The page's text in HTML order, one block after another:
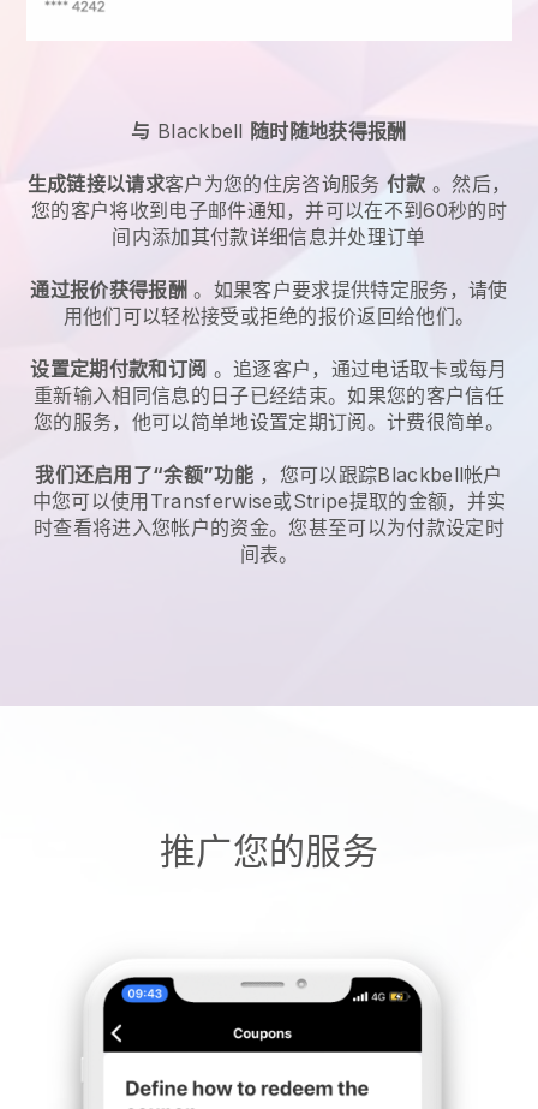
与 Blackbell 随时随地获得报酬
生成链接以请求客户为您的住房咨询服务 付款 。然后，
您的客户将收到电子邮件通知，并可以在不到60秒的时
间内添加其付款详细信息并处理订单
通过报价获得报酬 。如果客户要求提供特定服务，请使
用他们可以轻松接受或拒绝的报价返回给他们。
设置定期付款和订阅 。追逐客户，通过电话取卡或每月
重新输入相同信息的日子已经结束。如果您的客户信任
您的服务，他可以简单地设置定期订阅。计费很简单。
我们还启用了“余额”功能 ，您可以跟踪Blackbell帐户
中您可以使用Transferwise或Stripe提取的金额，并实
时查看将进入您帐户的资金。您甚至可以为付款设定时
间表。
推广您的服务